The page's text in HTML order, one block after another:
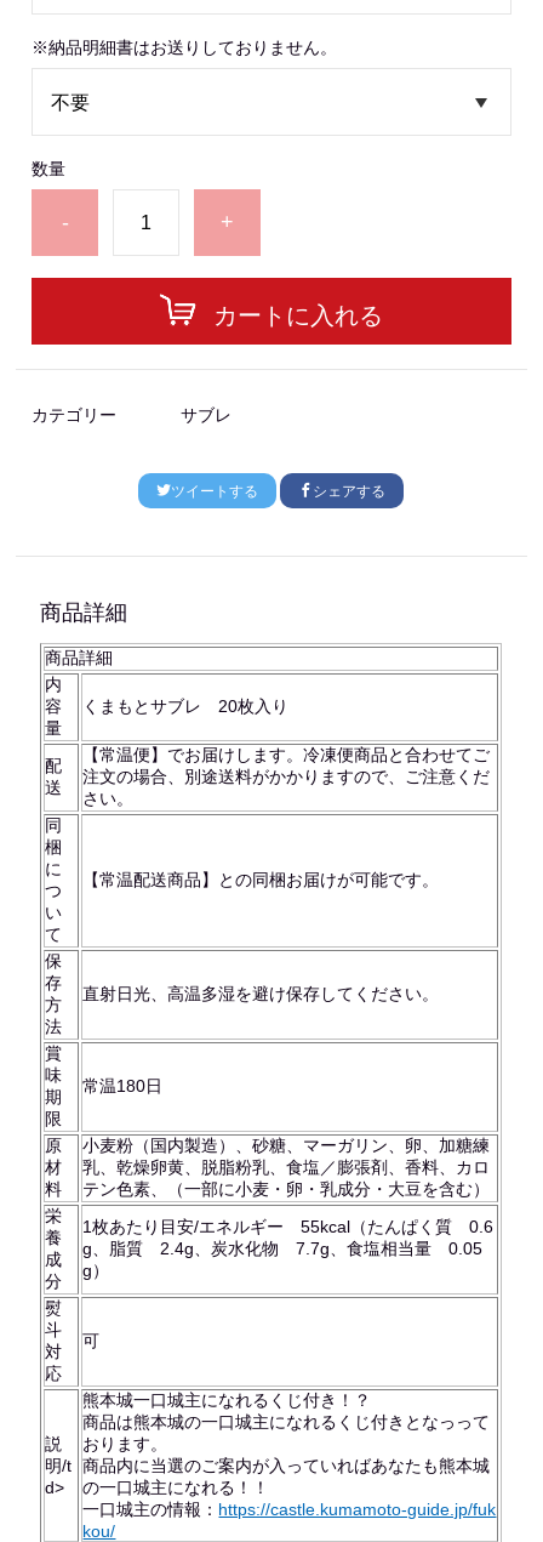
※納品明細書はお送りしておりません。
数量
- +
カートに入れる
カテゴリー サブレ
ツイートする シェアする
商品詳細
商品詳細
内
容
量
くまもとサブレ 20枚入り
配
送
【常温便】でお届けします。冷凍便商品と合わせてご
注文の場合、別途送料がかかりますので、ご注意くだ
さい。
同
梱
に
つ
い
て
【常温配送商品】との同梱お届けが可能です。
保
存
方
法
直射日光、高温多湿を避け保存してください。
賞
味
期
限
常温180日
原
材
料
小麦粉（国内製造）、砂糖、マーガリン、卵、加糖練
乳、乾燥卵黄、脱脂粉乳、食塩／膨張剤、香料、カロ
テン色素、（一部に小麦・卵・乳成分・大豆を含む）
栄
養
成
分
1枚あたり目安/エネルギー 55kcal（たんぱく質 0.6
g、脂質 2.4g、炭水化物 7.7g、食塩相当量 0.05
g）
熨
斗
対
応
可
説
明/t
d>
熊本城一口城主になれるくじ付き！？
商品は熊本城の一口城主になれるくじ付きとなっって
おります。
商品内に当選のご案内が入っていればあなたも熊本城
の一口城主になれる！！
一口城主の情報： https://castle.kumamoto-guide.jp/fuk
kou/